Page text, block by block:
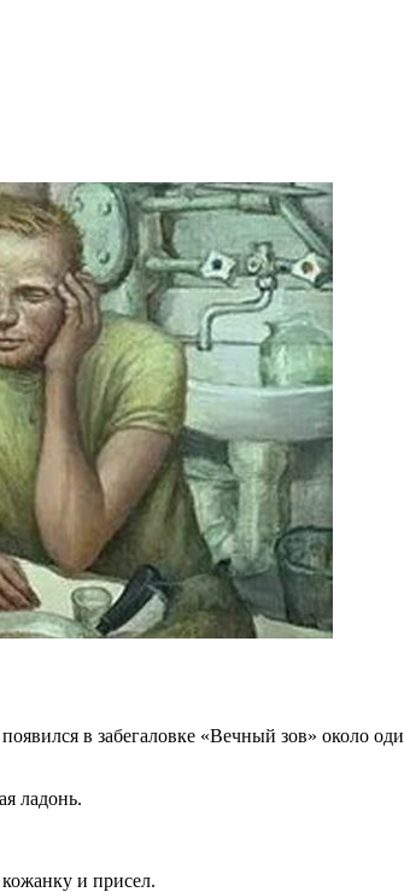
в забегаловке «Вечный зов» около
ладонь.
и присел.